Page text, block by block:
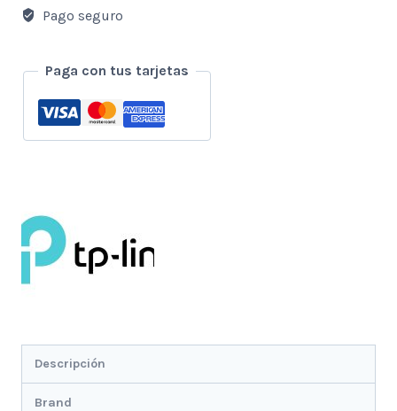
Tplink
Mbps
cantidad
Pago seguro
Paga con tus tarjetas
Descripción
Brand